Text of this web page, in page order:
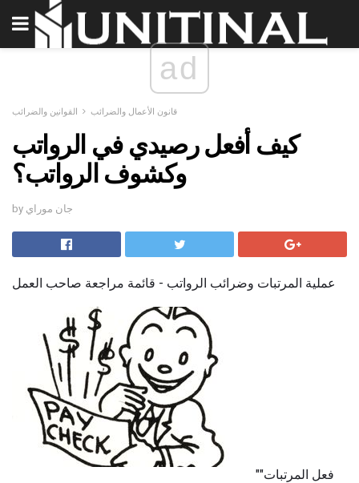
ad
قانون الأعمال والضرائب القوانين والضرائب
كيف أفعل رصيدي في الرواتب
وكشوف الرواتب؟
by جان موراي
عملية المرتبات وضرائب الرواتب - قائمة مراجعة صاحب العمل
"فعل المرتبات"